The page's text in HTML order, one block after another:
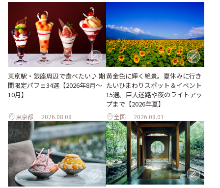
東京駅・銀座周辺で食べたい♪ 期
間限定パフェ34選【2026年8月～
10月】
東京都 2026.08.08
黄金色に輝く絶景。夏休みに行き
たいひまわりスポット＆イベント
15選。巨大迷路や夜のライトアッ
プまで【2026年夏】
全国 2026.08.01